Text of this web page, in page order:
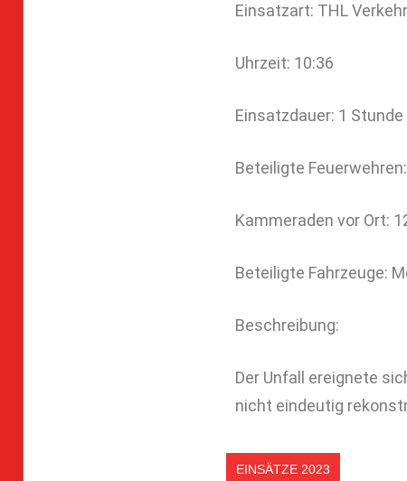
Einsatzart: THL
Uhrzeit: 10:36
Einsatzdauer: 1
Beteiligte
Kammeraden vor Ort:
Beteiligte Fahrzeuge:
Beschreibung:
Der Unfall ereignete
nicht eindeutig
EINSÄTZE 2023